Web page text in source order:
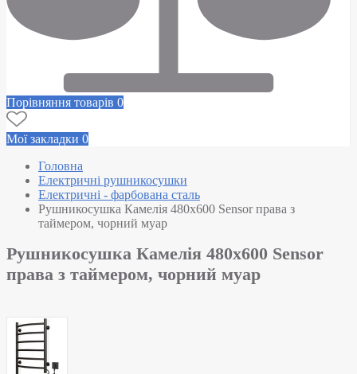
Порівняння товарів 0
Мої закладки 0
Головна
Електричні рушникосушки
Електричні - фарбована сталь
Рушникосушка Камелія 480х600 Sensor права з
таймером, чорний муар
Рушникосушка Камелія 480х600 Sensor
права з таймером, чорний муар